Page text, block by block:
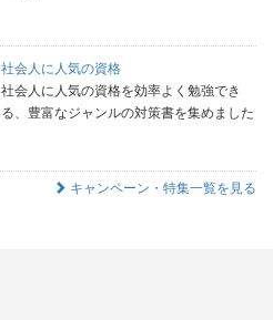
社会人に人気の資格
社会人に人気の資格を効率よく勉強でき
る、豊富なジャンルの対策書を集めました
キャンペーン・特集一覧を見る